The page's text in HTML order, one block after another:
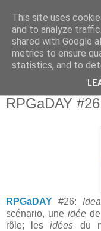
RPGaDAY
RPGaDAY #26: Idea
scénario, uneidée
rôle; lesidées du
This site uses
and to analyze
shared with Google
metrics to ensure
statistics, and to